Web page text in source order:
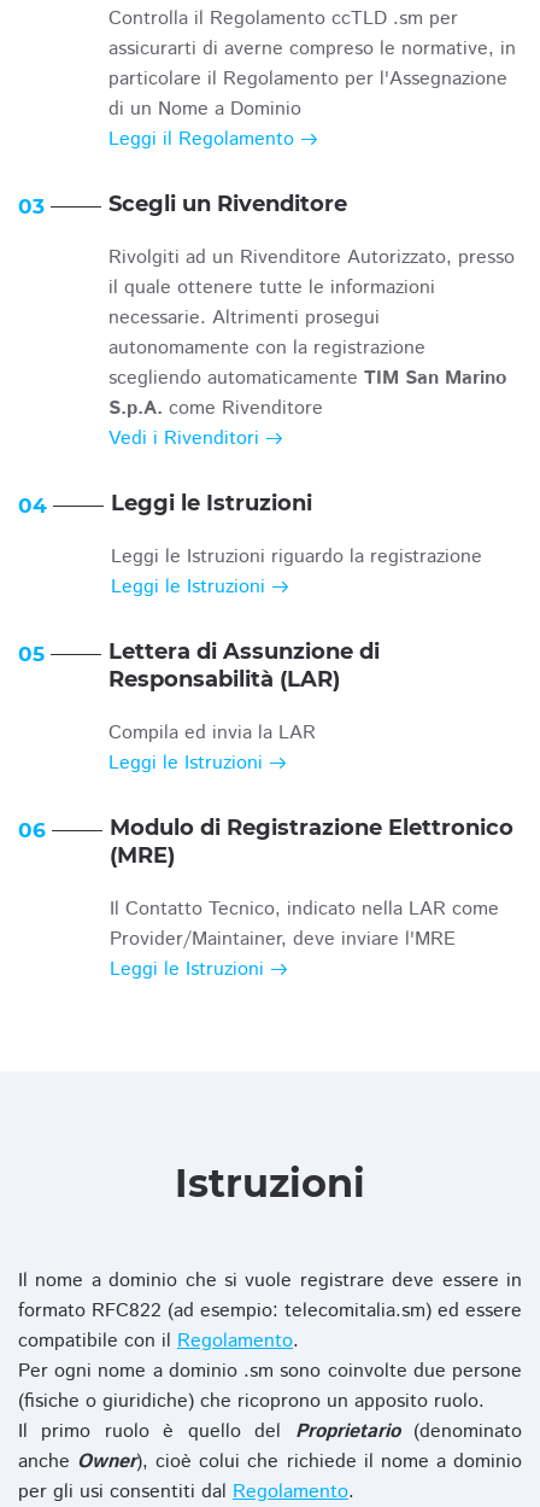
Controlla il Regolamento ccTLD .sm per
assicurarti di averne compreso le normative, in
particolare il Regolamento per l'Assegnazione
di un Nome a Dominio
Leggi il Regolamento
03 Scegli un Rivenditore
Rivolgiti ad un Rivenditore Autorizzato, presso
il quale ottenere tutte le informazioni
necessarie. Altrimenti prosegui
autonomamente con la registrazione
scegliendo automaticamente TIM San Marino
S.p.A. come Rivenditore
Vedi i Rivenditori
04 Leggi le Istruzioni
Leggi le Istruzioni riguardo la registrazione
Leggi le Istruzioni
05
Lettera di Assunzione di
Responsabilità (LAR)
Compila ed invia la LAR
Leggi le Istruzioni
06
Modulo di Registrazione Elettronico
(MRE)
Il Contatto Tecnico, indicato nella LAR come
Provider/Maintainer, deve inviare l'MRE
Leggi le Istruzioni
Istruzioni
Il nome a dominio che si vuole registrare deve essere in
formato RFC822 (ad esempio: telecomitalia.sm) ed essere
compatibile con il Regolamento.
Per ogni nome a dominio .sm sono coinvolte due persone
(fisiche o giuridiche) che ricoprono un apposito ruolo.
Il primo ruolo è quello del Proprietario(denominato
anche Owner), cioè colui che richiede il nome a dominio
per gli usi consentiti dal Regolamento.